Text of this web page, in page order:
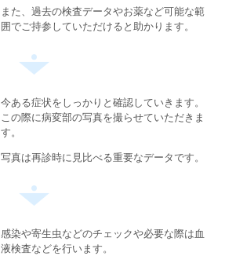
また、過去の検査データやお薬など可能な範
囲でご持参していただけると助かります。
今ある症状をしっかりと確認していきます。
この際に病変部の写真を撮らせていただきま
す。
写真は再診時に見比べる重要なデータです。
感染や寄生虫などのチェックや必要な際は血
液検査などを行います。